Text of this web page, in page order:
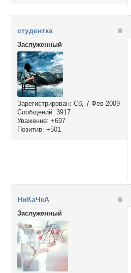
студентка
Заслуженный
Зарегистрирован: Сб, 7 Фев 2009
Сообщений: 3917
Уважение: +697
Позитив: +501
НиКаЧкА
Заслуженный